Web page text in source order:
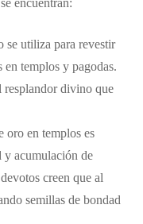
encuentran:
se utiliza para revestir
en templos y pagodas.
resplandor divino que
oro en templos es
y acumulación de
creen que al
semillas de bondad